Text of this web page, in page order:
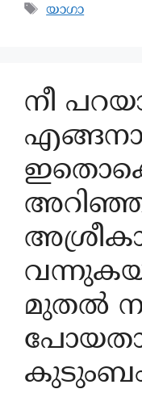
യാഗാ
നീ
മുതൽ